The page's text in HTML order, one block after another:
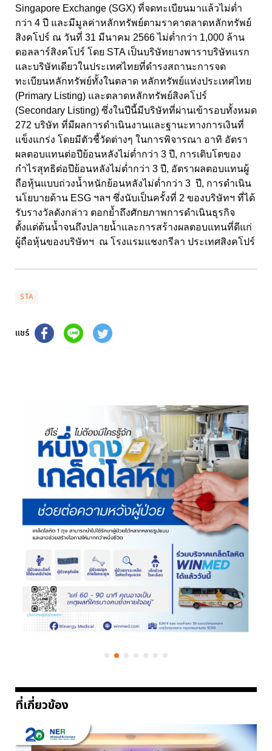
Singapore Exchange (SGX) ที่จดทะเบียนมาแล้วไม่ต่ำ
กว่า 4 ปี และมีมูลค่าหลักทรัพย์ตามราคาตลาดหลักทรัพย์
สิงคโปร์ ณ วันที่ 31 มีนาคม 2566 ไม่ต่ำกว่า 1,000 ล้าน
ดอลลาร์สิงคโปร์ โดย STA เป็นบริษัทยางพาราบริษัทแรก
และบริษัทเดียวในประเทศไทยที่ดำรงสถานะการจด
ทะเบียนหลักทรัพย์ทั้งในตลาด หลักทรัพย์แห่งประเทศไทย
(Primary Listing) และตลาดหลักทรัพย์สิงคโปร์
(Secondary Listing) ซึ่งในปีนี้มีบริษัทที่ผ่านเข้ารอบทั้งหมด
272 บริษัท ที่มีผลการดำเนินงานและฐานะทางการเงินที่
แข็งแกร่ง โดยมีตัวชี้วัดต่างๆ ในการพิจารณา อาทิ อัตรา
ผลตอบแทนต่อปีย้อนหลังไม่ต่ำกว่า 3 ปี, การเติบโตของ
กำไรสุทธิต่อปีย้อนหลังไม่ต่ำกว่า 3 ปี, อัตราผลตอบแทนผู้
ถือหุ้นแบบถ่วงน้ำหนักย้อนหลังไม่ต่ำกว่า 3 ปี, การดำเนิน
นโยบายด้าน ESG ฯลฯ ซึ่งนับเป็นครั้งที่ 2 ของบริษัทฯ ที่ได้
รับรางวัลดังกล่าว ตอกย้ำถึงศักยภาพการดำเนินธุรกิจ
ตั้งแต่ต้นน้ำจนถึงปลายน้ำและการสร้างผลตอบแทนที่ดีแก่
ผู้ถือหุ้นของบริษัทฯ ณ โรงแรมแชงกรีลา ประเทศสิงคโปร์
STA
แชร์
ที่เกี่ยวข้อง